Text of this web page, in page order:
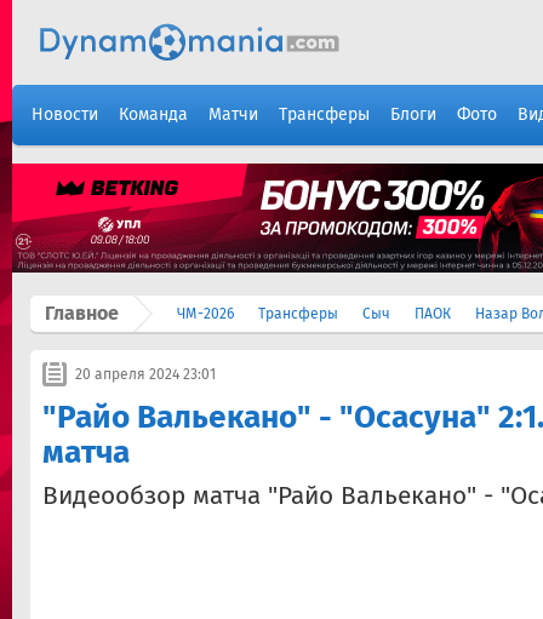
Новости Команда Матчи Трансферы Блоги Фото
Главное ЧМ-2026 Трансферы Сыч ПАОК Назар
20 апреля 2024 23:01
"Райо Вальекано" - "Осасуна"
матча
Видеообзор матча "Райо Вальекано" -